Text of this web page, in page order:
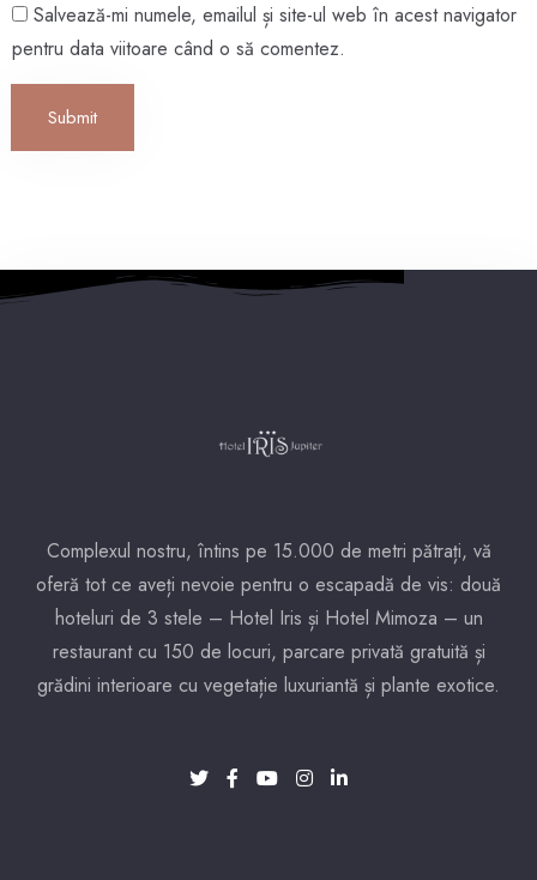
Salvează-mi numele, emailul și site-ul web în acest navigator
pentru data viitoare când o să comentez.
Submit
Complexul nostru, întins pe 15.000 de metri pătrați, vă
oferă tot ce aveți nevoie pentru o escapadă de vis: două
hoteluri de 3 stele – Hotel Iris și Hotel Mimoza – un
restaurant cu 150 de locuri, parcare privată gratuită și
grădini interioare cu vegetație luxuriantă și plante exotice.